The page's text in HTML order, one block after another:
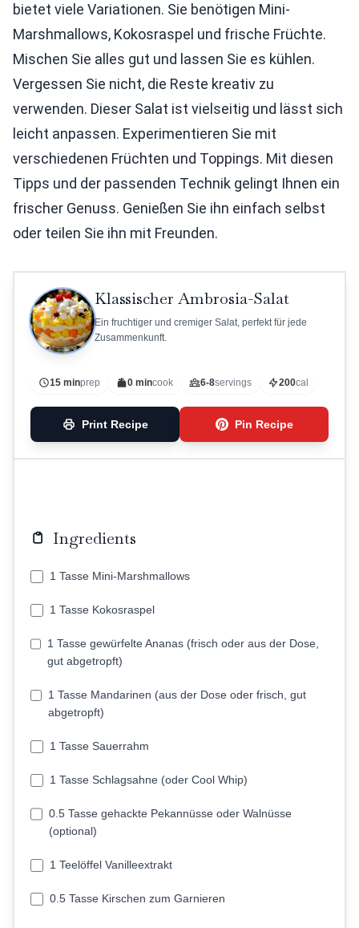
bietet viele Variationen. Sie benötigen Mini-
Marshmallows, Kokosraspel und frische Früchte.
Mischen Sie alles gut und lassen Sie es kühlen.
Vergessen Sie nicht, die Reste kreativ zu
verwenden. Dieser Salat ist vielseitig und lässt sich
leicht anpassen. Experimentieren Sie mit
verschiedenen Früchten und Toppings. Mit diesen
Tipps und der passenden Technik gelingt Ihnen ein
frischer Genuss. Genießen Sie ihn einfach selbst
oder teilen Sie ihn mit Freunden.
Klassischer Ambrosia-Salat
Ein fruchtiger und cremiger Salat, perfekt für jede
Zusammenkunft.
15 minprep 0 mincook 6-8servings 200cal
Print Recipe Pin Recipe
Ingredients
1 Tasse Mini-Marshmallows
1 Tasse Kokosraspel
1 Tasse gewürfelte Ananas (frisch oder aus der Dose,
gut abgetropft)
1 Tasse Mandarinen (aus der Dose oder frisch, gut
abgetropft)
1 Tasse Sauerrahm
1 Tasse Schlagsahne (oder Cool Whip)
0.5 Tasse gehackte Pekannüsse oder Walnüsse
(optional)
1 Teelöffel Vanilleextrakt
0.5 Tasse Kirschen zum Garnieren